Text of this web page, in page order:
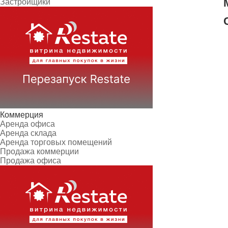
Застройщики
Коммерция
Аренда офиса
Аренда склада
Аренда торговых помещений
Продажа коммерции
Продажа офиса